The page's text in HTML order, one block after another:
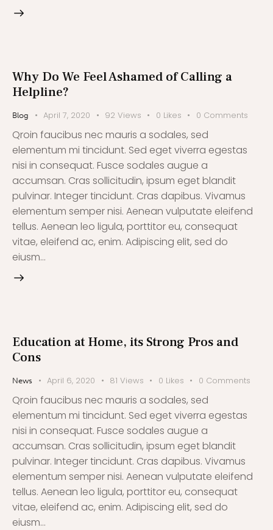
Why Do We Feel Ashamed of Calling a
Helpline?
Blog April 7, 2020 92 Views 0 Likes 0 Comments
Qroin faucibus nec mauris a sodales, sed
elementum mi tincidunt. Sed eget viverra egestas
nisi in consequat. Fusce sodales augue a
accumsan. Cras sollicitudin, ipsum eget blandit
pulvinar. Integer tincidunt. Cras dapibus. Vivamus
elementum semper nisi. Aenean vulputate eleifend
tellus. Aenean leo ligula, porttitor eu, consequat
vitae, eleifend ac, enim. Adipiscing elit, sed do
eiusm…
Education at Home, its Strong Pros and
Cons
News April 6, 2020 81 Views 0 Likes 0 Comments
Qroin faucibus nec mauris a sodales, sed
elementum mi tincidunt. Sed eget viverra egestas
nisi in consequat. Fusce sodales augue a
accumsan. Cras sollicitudin, ipsum eget blandit
pulvinar. Integer tincidunt. Cras dapibus. Vivamus
elementum semper nisi. Aenean vulputate eleifend
tellus. Aenean leo ligula, porttitor eu, consequat
vitae, eleifend ac, enim. Adipiscing elit, sed do
eiusm…